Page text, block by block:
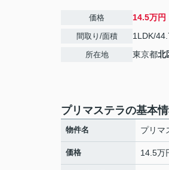
価格 14.5万円
間取り/面積 1LDK/
所在地 東京都北
プリマステラの基本
物件名 プリマ
価格 14.5万